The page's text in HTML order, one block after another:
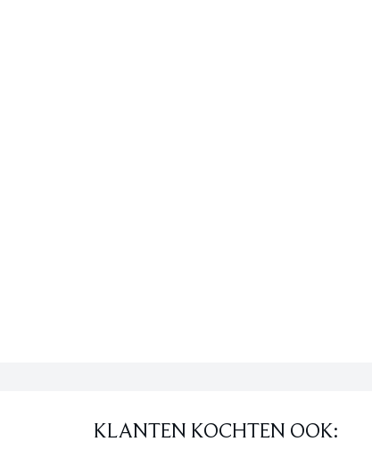
KLANTEN KOCHTEN OOK: